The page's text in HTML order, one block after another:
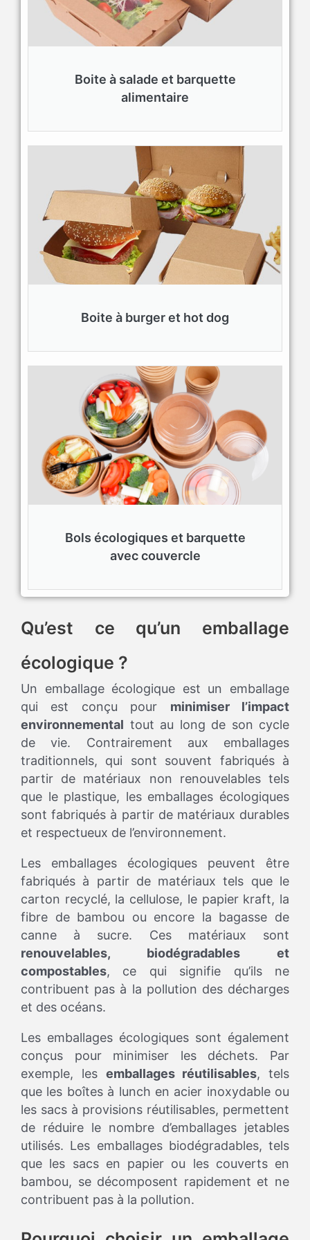
Boite à salade et barquette
alimentaire
Boite à burger et hot dog
Bols écologiques et barquette
avec couvercle
Qu’est ce qu’un emballage
écologique ?
Un emballage écologique est un emballage
qui est conçu pour minimiser l’impact
environnemental tout au long de son cycle
de vie. Contrairement aux emballages
traditionnels, qui sont souvent fabriqués à
partir de matériaux non renouvelables tels
que le plastique, les emballages écologiques
sont fabriqués à partir de matériaux durables
et respectueux de l’environnement.
Les emballages écologiques peuvent être
fabriqués à partir de matériaux tels que le
carton recyclé, la cellulose, le papier kraft, la
fibre de bambou ou encore la bagasse de
canne à sucre. Ces matériaux sont
renouvelables, biodégradables et
compostables, ce qui signifie qu’ils ne
contribuent pas à la pollution des décharges
et des océans.
Les emballages écologiques sont également
conçus pour minimiser les déchets. Par
exemple, les emballages réutilisables, tels
que les boîtes à lunch en acier inoxydable ou
les sacs à provisions réutilisables, permettent
de réduire le nombre d’emballages jetables
utilisés. Les emballages biodégradables, tels
que les sacs en papier ou les couverts en
bambou, se décomposent rapidement et ne
contribuent pas à la pollution.